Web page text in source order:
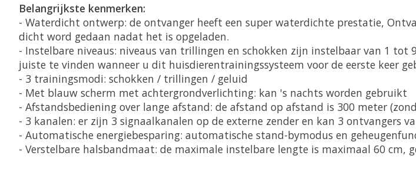
Belangrijkste kenmerken:
- Waterdicht ontwerp: de ontvanger heeft een super waterdichte prestatie,
dicht word gedaan nadat het is opgeladen.
- Instelbare niveaus: niveaus van trillingen en schokken zijn instelbaar van 1
juiste te vinden wanneer u dit huisdierentrainingssysteem voor de eerste keer
- 3 trainingsmodi: schokken / trillingen / geluid
- Met blauw scherm met achtergrondverlichting: kan 's nachts worden gebruikt
- Afstandsbediening over lange afstand: de afstand op afstand is 300 meter
- 3 kanalen: er zijn 3 signaalkanalen op de externe zender en kan 3 ontvangers
- Automatische energiebesparing: automatische stand-bymodus en
- Verstelbare halsbandmaat: de maximale instelbare lengte is maximaal 60 cm,